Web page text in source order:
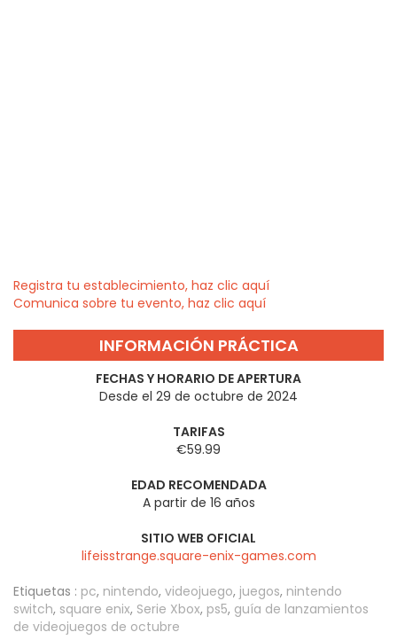
Registra tu establecimiento, haz clic aquí
Comunica sobre tu evento, haz clic aquí
INFORMACIÓN PRÁCTICA
FECHAS Y HORARIO DE APERTURA
Desde el 29 de octubre de 2024
TARIFAS
€59.99
EDAD RECOMENDADA
A partir de 16 años
SITIO WEB OFICIAL
lifeisstrange.square-enix-games.com
Etiquetas : pc, nintendo, videojuego, juegos, nintendo
switch, square enix, Serie Xbox, ps5, guía de lanzamientos
de videojuegos de octubre